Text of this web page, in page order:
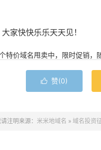
家快快乐乐天天见！
特价域名甩卖中，限时促销，
 赞(0)
注明来源： 米米地域名 » 域名投资